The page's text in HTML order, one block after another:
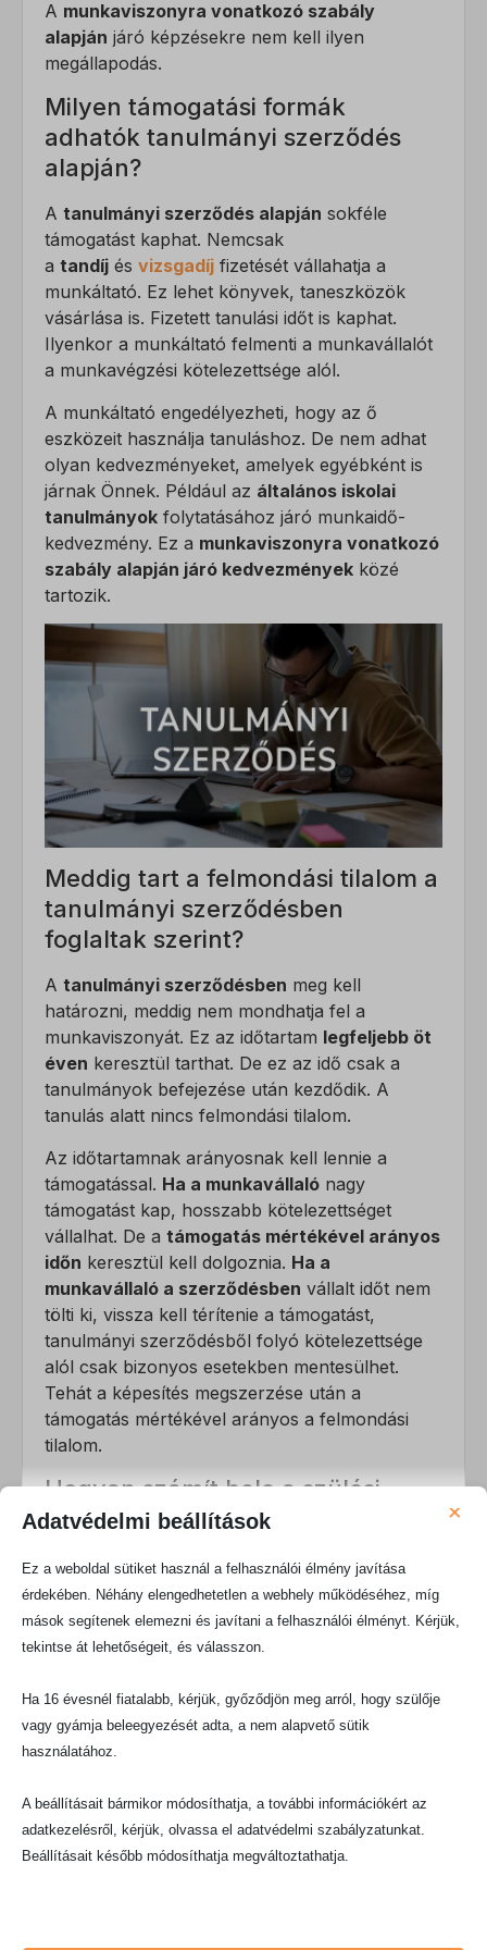
A munkaviszonyra vonatkozó szabály
alapján járó képzésekre nem kell ilyen
megállapodás.
Milyen támogatási formák
adhatók tanulmányi szerződés
alapján?
A tanulmányi szerződés alapján sokféle
támogatást kaphat. Nemcsak
a tandíj és vizsgadíj fizetését vállahatja a
munkáltató. Ez lehet könyvek, taneszközök
vásárlása is. Fizetett tanulási időt is kaphat.
Ilyenkor a munkáltató felmenti a munkavállalót
a munkavégzési kötelezettsége alól.
A munkáltató engedélyezheti, hogy az ő
eszközeit használja tanuláshoz. De nem adhat
olyan kedvezményeket, amelyek egyébként is
járnak Önnek. Például az általános iskolai
tanulmányok folytatásához járó munkaidő-
kedvezmény. Ez a munkaviszonyra vonatkozó
szabály alapján járó kedvezmények közé
tartozik.
Meddig tart a felmondási tilalom a
tanulmányi szerződésben
foglaltak szerint?
A tanulmányi szerződésben meg kell
határozni, meddig nem mondhatja fel a
munkaviszonyát. Ez az időtartam legfeljebb öt
éven keresztül tarthat. De ez az idő csak a
tanulmányok befejezése után kezdődik. A
tanulás alatt nincs felmondási tilalom.
Az időtartamnak arányosnak kell lennie a
támogatással. Ha a munkavállaló nagy
támogatást kap, hosszabb kötelezettséget
vállalhat. De a támogatás mértékével arányos
időn keresztül kell dolgoznia. Ha a
munkavállaló a szerződésben vállalt időt nem
tölti ki, vissza kell térítenie a támogatást,
tanulmányi szerződésből folyó kötelezettsége
alól csak bizonyos esetekben mentesülhet.
Tehát a képesítés megszerzése után a
támogatás mértékével arányos a felmondási
tilalom.
Hogyan számít bele a szülési
szabadság a szerződéses
Aszülési szabadságés más szabadságok is
beleszámítanak a kötelező időbe. Ez azt jelenti,
hogy ezekben az időszakokban is teljesíti
hosszabbítani a szerződést. A szabadság ideje
nem „elveszett” idő.
szabadság első hat hónapja is beleszámít ebbe
az időbe. Afelek
megállapodhatnak másképp is
erről. De ha nem szabályozzák külön, akkor
Mikor szegi meg a munkáltató a
Adatvédelmi beállítások ×
Ez a weboldal sütiket használ a felhasználói élmény javítása
érdekében. Néhány elengedhetetlen a webhely működéséhez, míg
mások segítenek elemezni és javítani a felhasználói élményt. Kérjük,
tekintse át lehetőségeit, és válasszon.
Ha 16 évesnél fiatalabb, kérjük, győződjön meg arról, hogy szülője
vagy gyámja beleegyezését adta, a nem alapvető sütik
használatához.
A beállításait bármikor módosíthatja, a további információkért az
adatkezelésről, kérjük, olvassa el adatvédelmi szabályzatunkat.
Beállításait később módosíthatja megváltoztathatja.